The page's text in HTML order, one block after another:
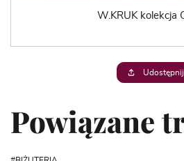
W.KRUK kolekcja
Udostępnij
Powiązane